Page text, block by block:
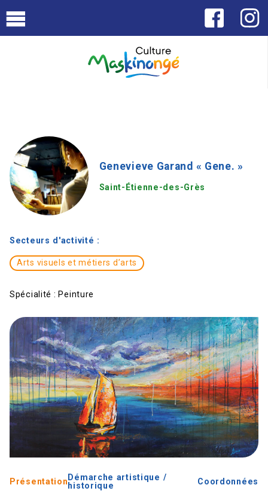
Genevieve Garand « Gene. »
Saint-Étienne-des-Grès
Secteurs d'activité :
Arts visuels et métiers d’arts
Spécialité : Peinture
Présentation Démarche artistique /
historique
Coordonnées